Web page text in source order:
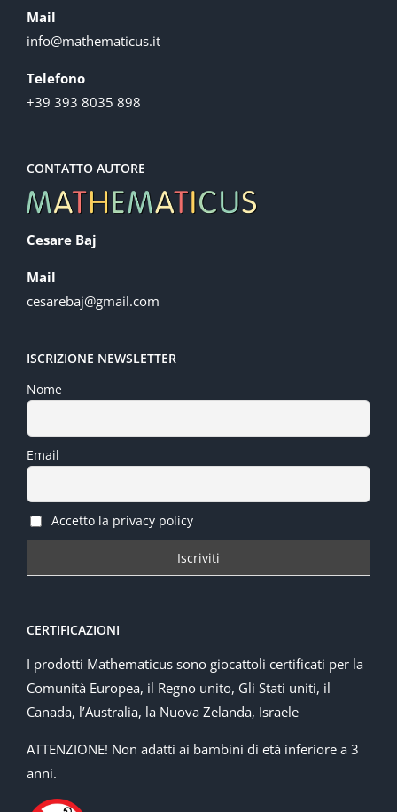
Mail
info@mathematicus.it
Telefono
+39 393 8035 898
CONTATTO AUTORE
Cesare Baj
Mail
cesarebaj@gmail.com
ISCRIZIONE NEWSLETTER
Nome
Email
Accetto la privacy policy
CERTIFICAZIONI
I prodotti Mathematicus sono giocattoli certificati per la
Comunità Europea, il Regno unito, Gli Stati uniti, il
Canada, l’Australia, la Nuova Zelanda, Israele
ATTENZIONE! Non adatti ai bambini di età inferiore a 3
anni.